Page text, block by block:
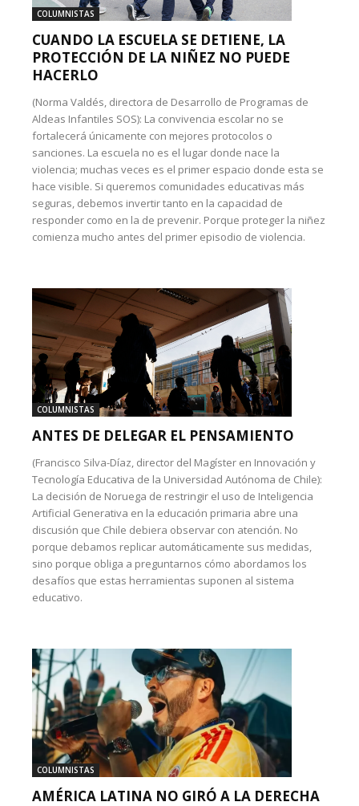
COLUMNISTAS
CUANDO LA ESCUELA SE DETIENE, LA
PROTECCIÓN DE LA NIÑEZ NO PUEDE
HACERLO
(Norma Valdés, directora de Desarrollo de Programas de
Aldeas Infantiles SOS): La convivencia escolar no se
fortalecerá únicamente con mejores protocolos o
sanciones. La escuela no es el lugar donde nace la
violencia; muchas veces es el primer espacio donde esta se
hace visible. Si queremos comunidades educativas más
seguras, debemos invertir tanto en la capacidad de
responder como en la de prevenir. Porque proteger la niñez
comienza mucho antes del primer episodio de violencia.
COLUMNISTAS
ANTES DE DELEGAR EL PENSAMIENTO
(Francisco Silva-Díaz, director del Magíster en Innovación y
Tecnología Educativa de la Universidad Autónoma de Chile):
La decisión de Noruega de restringir el uso de Inteligencia
Artificial Generativa en la educación primaria abre una
discusión que Chile debiera observar con atención. No
porque debamos replicar automáticamente sus medidas,
sino porque obliga a preguntarnos cómo abordamos los
desafíos que estas herramientas suponen al sistema
educativo.
COLUMNISTAS
AMÉRICA LATINA NO GIRÓ A LA DERECHA